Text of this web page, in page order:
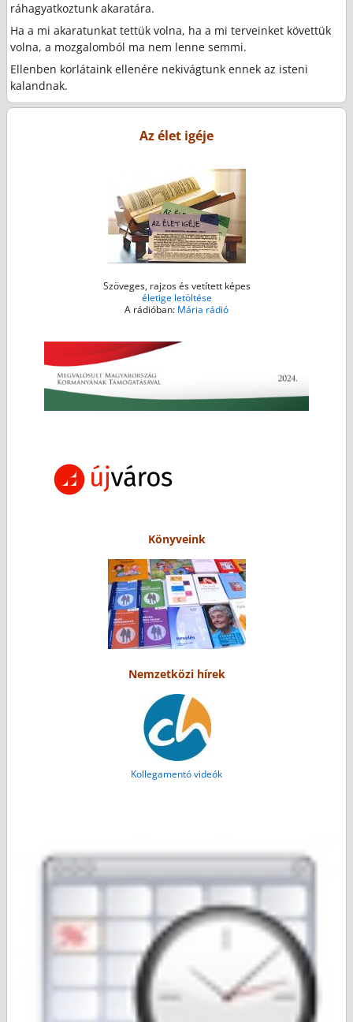
ráhagyatkoztunk akaratára.
Ha a mi akaratunkat tettük volna, ha a mi terveinket követtük
volna, a mozgalomból ma nem lenne semmi.
Ellenben korlátaink ellenére nekivágtunk ennek az isteni
kalandnak.
Az élet igéje
Szöveges, rajzos és vetített képes
életige letöltése
A rádióban: Mária rádió
Könyveink
Nemzetközi hírek
Kollegamentó videók